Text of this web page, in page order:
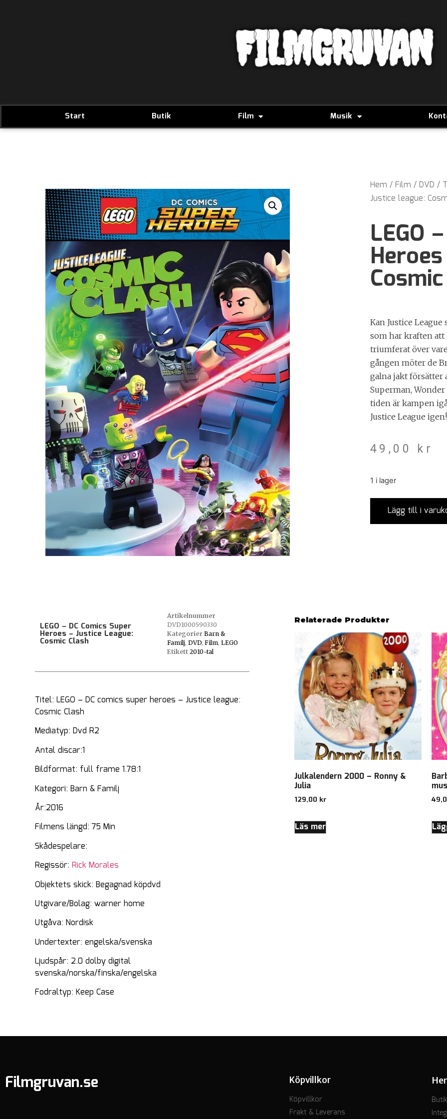
FILMGRUVAN
Start Butik Film Musik
Hem / Film / DVD /
Justice league:
LEGO
Kan Justice
som har kraften att
triumferat över
gången möter de
galna jakt försätter
Superman,
tiden är kampen
Justice League igen!
49,00 kr
1 i lager
Lägg till i
LEGO – DC Comics Super
Heroes – Justice League:
Cosmic Clash
Artikelnummer
DVD1000590330
Kategorier Barn &
Familj, DVD, Film, LEGO
Etikett 2010-tal
Titel: LEGO – DC comics super heroes – Justice league:
Cosmic Clash
Mediatyp: Dvd R2
Antal discar:1
Bildformat: full frame 1.78:1
Kategori: Barn & Familj
År:2016
Filmens längd: 75 Min
Skådespelare:
Regissör: Rick Morales
Objektets skick: Begagnad köpdvd
Utgivare/Bolag: warner home
Utgåva: Nordisk
Undertexter: engelska/svenska
Ljudspår: 2.0 dolby digital
svenska/norska/finska/engelska
Fodraltyp: Keep Case
Relaterade Produkter
Julkalendern 2000 – Ronny &
Julia
129,00 kr
Läs mer
Filmgruvan.se
Köpvillkor
Köpvillkor
Frakt & Leverans
Butik